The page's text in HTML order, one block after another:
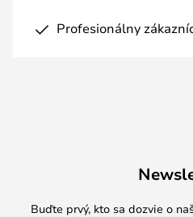
Profesionálny
Buďte prvý, kto sa dozvie o